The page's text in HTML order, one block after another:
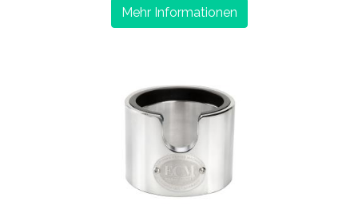
Mehr Informationen